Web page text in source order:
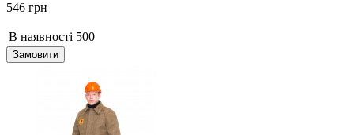
546 грн
В наявності 500
Замовити